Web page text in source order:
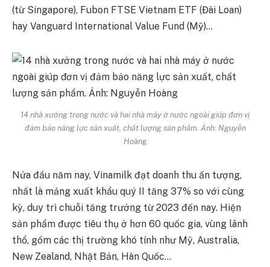
(từ Singapore), Fubon FTSE Vietnam ETF (Đài Loan)
hay Vanguard International Value Fund (Mỹ)…
14 nhà xưởng trong nước và hai nhà máy ở nước ngoài giúp đơn vị
đảm bảo năng lực sản xuất, chất lượng sản phẩm. Ảnh: Nguyễn
Hoàng
Nửa đầu năm nay, Vinamilk đạt doanh thu ấn tượng,
nhất là mảng xuất khẩu quý II tăng 37% so với cùng
kỳ, duy trì chuỗi tăng trưởng từ 2023 đến nay. Hiện
sản phẩm được tiêu thụ ở hơn 60 quốc gia, vùng lãnh
thổ, gồm các thị trường khó tính như Mỹ, Australia,
New Zealand, Nhật Bản, Hàn Quốc…